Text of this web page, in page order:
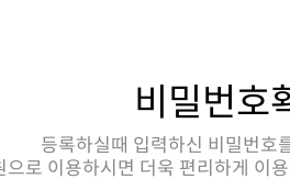
비밀번호
등록하실때 입력하신 비밀번호